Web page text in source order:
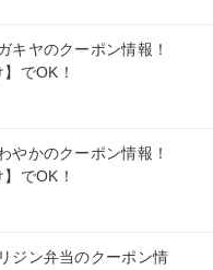
キヤのクーポン情報！
でOK！
やかのクーポン情報！
でOK！
ジン弁当のクーポン情